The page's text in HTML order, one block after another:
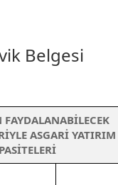
Belgesi
FAYDALANABİLECEK
ASGARİ YATIRIM